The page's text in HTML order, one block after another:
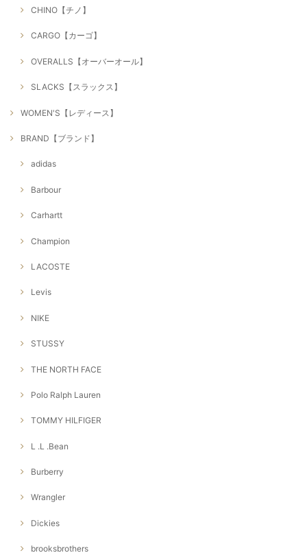
CHINO【チノ】
CARGO【カーゴ】
OVERALLS【オーバーオール】
SLACKS【スラックス】
WOMEN'S【レディース】
BRAND【ブランド】
adidas
Barbour
Carhartt
Champion
LACOSTE
Levis
NIKE
STUSSY
THE NORTH FACE
Polo Ralph Lauren
TOMMY HILFIGER
L .L .Bean
Burberry
Wrangler
Dickies
brooksbrothers